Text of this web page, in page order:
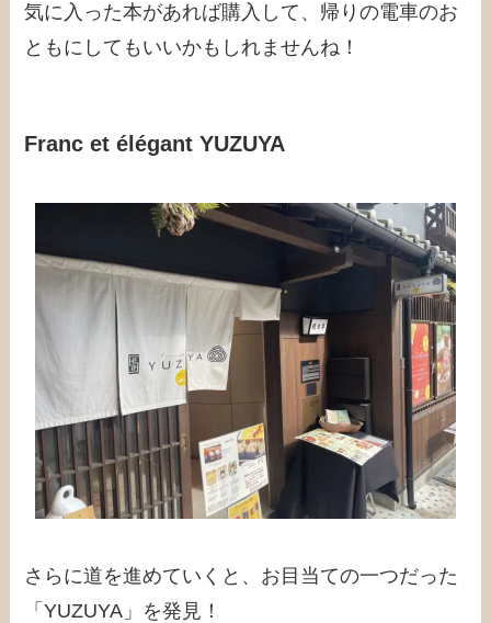
気に入った本があれば購入して、帰りの電車のお
ともにしてもいいかもしれませんね！
Franc et élégant YUZUYA
さらに道を進めていくと、お目当ての一つだった
「YUZUYA」を発見！